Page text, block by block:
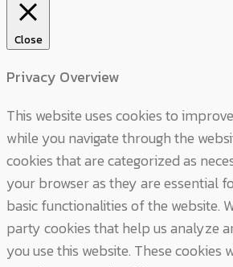
Close
Privacy Overview
This website uses cookies to
while you navigate through the
cookies that are categorized as
your browser as they are essential
basic functionalities of the website.
party cookies that help us analyze
you use this website. These cookies